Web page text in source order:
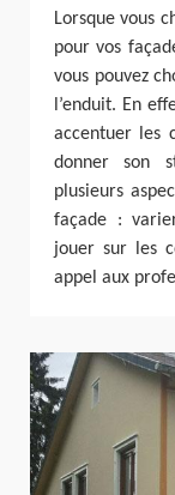
Lorsque vous
pour vos
vous pouvez
l’enduit. En
accentuer les
donner son
plusieurs
façade :
jouer sur les
appel aux